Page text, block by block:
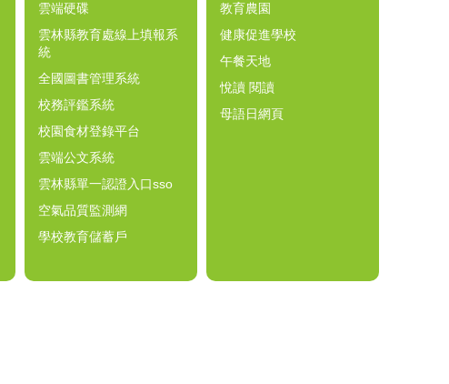
雲端硬碟
雲林縣教育處線上填報系
統
全國圖書管理系統
校務評鑑系統
校園食材登錄平台
雲端公文系統
雲林縣單一認證入口sso
空氣品質監測網
學校教育儲蓄戶
教育農園
健康促進學校
午餐天地
悅讀 閱讀
母語日網頁